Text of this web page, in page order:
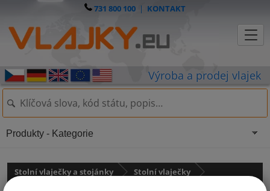
731 800 100 | KONTAKT
Stolní vlaječky a stojánky
Stolní vlaječky
Produkty - Kategorie